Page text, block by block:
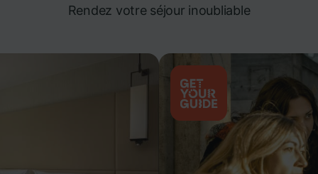
Rendez votre séjour inoubliable